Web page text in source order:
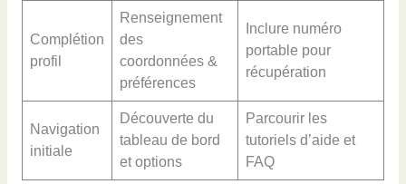
Complétion
profil
Renseignement
des
coordonnées &
préférences
Inclure numéro
portable pour
récupération
Navigation
initiale
Découverte du
tableau de bord
et options
Parcourir les
tutoriels d’aide et
FAQ